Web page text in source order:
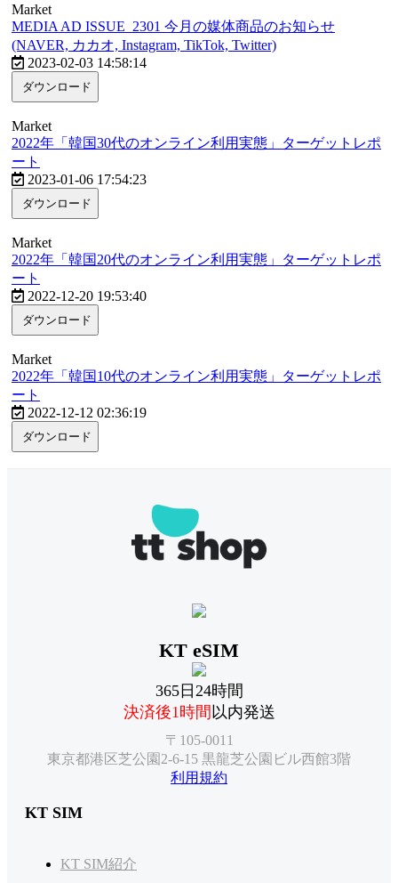
Market
MEDIA AD ISSUE_2301 今月の媒体商品のお知らせ
(NAVER, カカオ, Instagram, TikTok, Twitter)
2023-02-03 14:58:14
ダウンロード
Market
2022年「韓国30代のオンライン利用実態」ターゲットレポ
ート
2023-01-06 17:54:23
ダウンロード
Market
2022年「韓国20代のオンライン利用実態」ターゲットレポ
ート
2022-12-20 19:53:40
ダウンロード
Market
2022年「韓国10代のオンライン利用実態」ターゲットレポ
ート
2022-12-12 02:36:19
ダウンロード
KT eSIM
365日24時間
決済後1時間以内発送
〒105-0011
東京都港区芝公園2-6-15 黒龍芝公園ビル西館3階
利用規約
KT SIM
KT SIM紹介